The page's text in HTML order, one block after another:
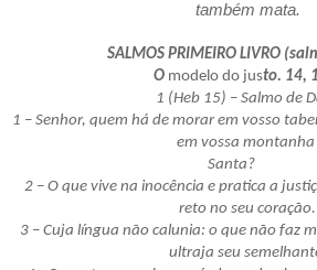
também mata.
SALMOS PRIMEIRO LIVRO
O modelo do justo. 14,
1 (Heb 15) – Salmo de
1 – Senhor, quem há de morar em vosso
em vossa montanha
Santa?
2 – O que vive na inocência e pratica a
reto no seu coração.
3 – Cuja língua não calunia: o que não faz
ultraja seu